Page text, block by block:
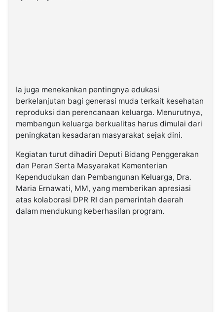
Ia juga menekankan pentingnya edukasi
berkelanjutan bagi generasi muda terkait kesehatan
reproduksi dan perencanaan keluarga. Menurutnya,
membangun keluarga berkualitas harus dimulai dari
peningkatan kesadaran masyarakat sejak dini.
Kegiatan turut dihadiri Deputi Bidang Penggerakan
dan Peran Serta Masyarakat Kementerian
Kependudukan dan Pembangunan Keluarga, Dra.
Maria Ernawati, MM, yang memberikan apresiasi
atas kolaborasi DPR RI dan pemerintah daerah
dalam mendukung keberhasilan program.